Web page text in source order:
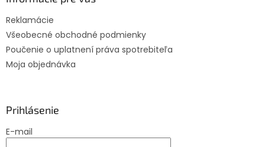
Reklamácie
Všeobecné obchodné podmienky
Poučenie o uplatnení práva spotrebiteľa
Moja objednávka
Prihlásenie
E-mail